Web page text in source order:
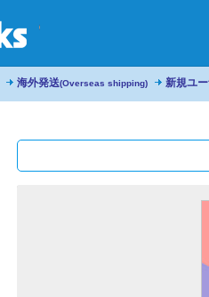
海外発送(Overseas shipping) 新規ユ